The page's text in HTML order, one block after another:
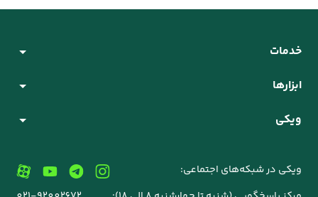
خدمات
ابزارها
ویکی
ویکی در شبکه‌های اجتماعی: